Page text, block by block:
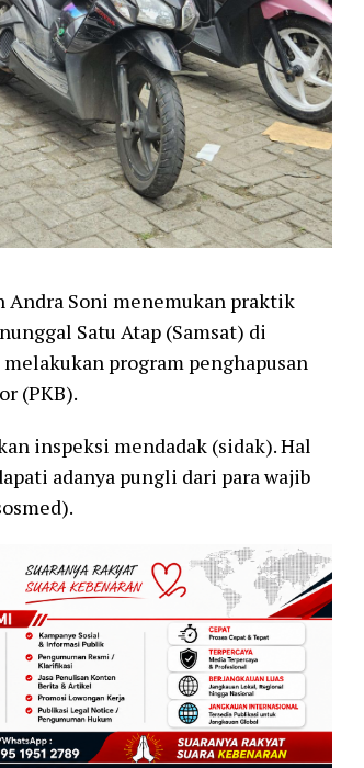
Andra Soni menemukan praktik
Satu Atap (Samsat) di
program penghapusan
(PKB).
inspeksi mendadak (sidak). Hal
adanya pungli dari para wajib